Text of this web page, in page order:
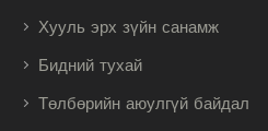
Хууль эрх зүйн санамж
Бидний тухай
Төлбөрийн аюулгүй байдал